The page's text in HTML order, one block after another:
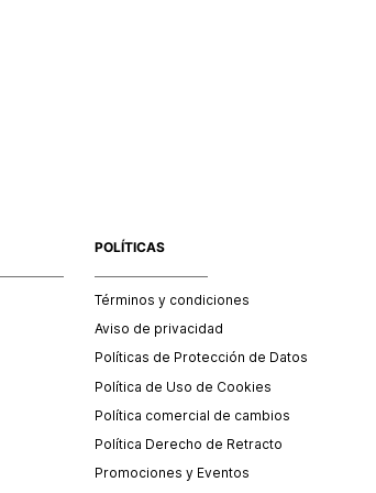
POLÍTICAS
Términos y condiciones
Aviso de privacidad
Políticas de Protección de Datos
Política de Uso de Cookies
Política comercial de cambios
Política Derecho de Retracto
Promociones y Eventos